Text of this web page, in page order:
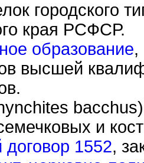
городского
края РСФСР.
образование,
высшей
и
договор 1552,